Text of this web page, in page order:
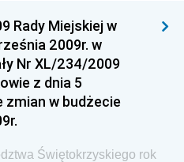
Przemysłu
Rolnictwa i
Rady Miejskiej w
2009r. w
Nr XL/234/2009
z dnia 5
zmian w budżecie
Świętokrzyskiego rok